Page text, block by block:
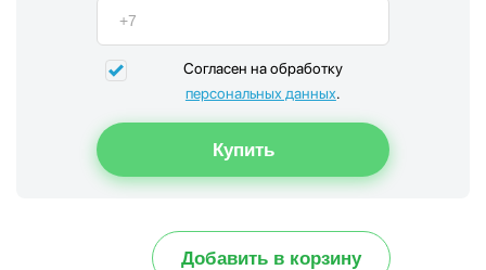
Согласен на обработку
персональных данных.
Добавить в корзину